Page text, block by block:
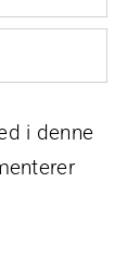
i denne